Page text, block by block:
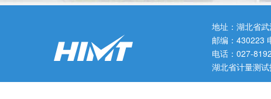
地址：湖北省武
邮编：430223
电话：027-
湖北省计量测